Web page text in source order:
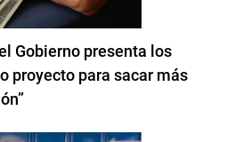
Gobierno presenta los
proyecto para sacar más